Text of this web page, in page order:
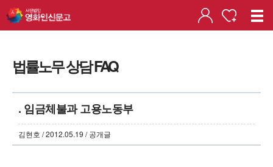
법률노무 상담 FAQ
. 임금체불과 고용노동부
김현호 / 2012.05.19 / 공개글